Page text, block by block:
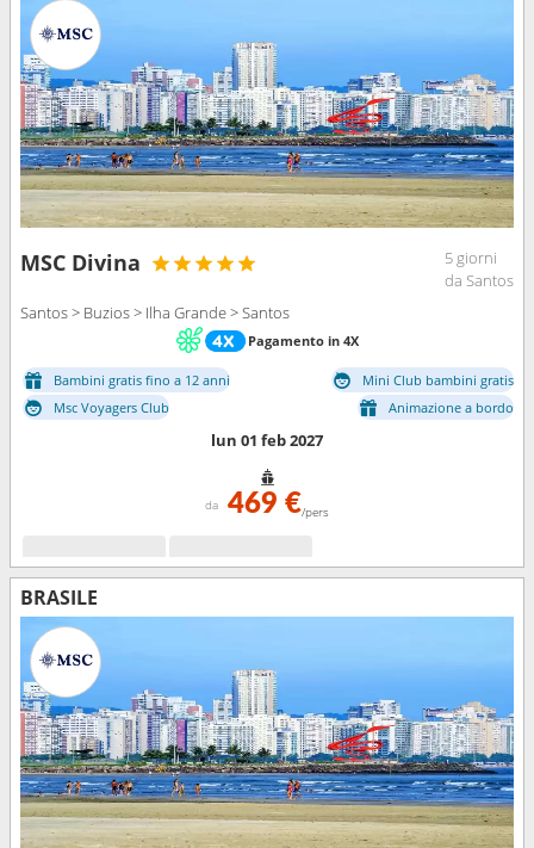
MSC Divina
5 giorni
da Santos
Santos > Buzios > Ilha Grande > Santos
Pagamento in 4X
Bambini gratis fino a 12 anni
Mini Club bambini gratis
Msc Voyagers Club
Animazione a bordo
lun 01 feb 2027
da 469 €/pers
BRASILE